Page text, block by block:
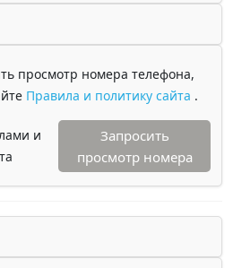
просмотр номера телефона,
Правила и политику сайта .
и
Запросить
просмотр номера